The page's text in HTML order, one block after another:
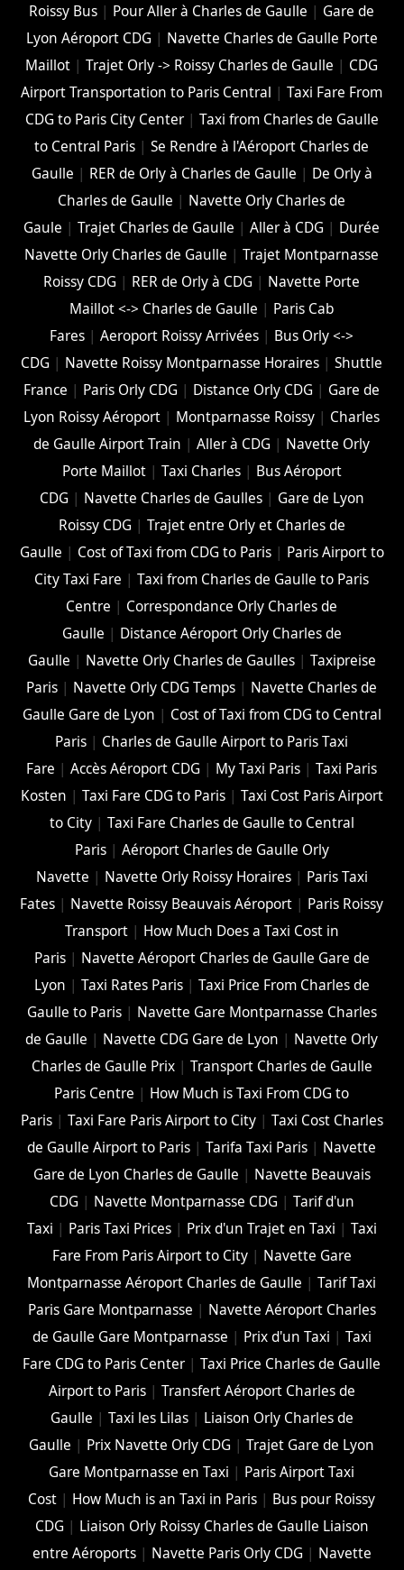
Roissy Bus | Pour Aller à Charles de Gaulle | Gare de
Lyon Aéroport CDG | Navette Charles de Gaulle Porte
Maillot |Trajet Orly -> Roissy Charles de Gaulle | CDG
Airport Transportation to Paris Central |Taxi Fare From
CDG to Paris City Center| Taxi from Charles de Gaulle
to Central Paris |Se Rendre à l'Aéroport Charles de
Gaulle | RER de Orly à Charles de Gaulle | De Orly à
Charles de Gaulle | Navette Orly Charles de
Gaule |Trajet Charles de Gaulle |Aller à CDG | Durée
Navette Orly Charles de Gaulle |Trajet Montparnasse
Roissy CDG | RER de Orly à CDG | Navette Porte
Maillot <-> Charles de Gaulle | Paris Cab
Fares |Aeroport Roissy Arrivées | Bus Orly <->
CDG | Navette Roissy Montparnasse Horaires |Shuttle
France | Paris Orly CDG | Distance Orly CDG | Gare de
Lyon Roissy Aéroport | Montparnasse Roissy | Charles
de Gaulle Airport Train |Aller à CDG | Navette Orly
Porte Maillot| Taxi Charles| Bus Aéroport
CDG | Navette Charles de Gaulles| Gare de Lyon
Roissy CDG | Trajet entre Orly et Charles de
Gaulle | Cost of Taxi from CDG to Paris| Paris Airport to
City Taxi Fare |Taxi from Charles de Gaulle to Paris
Centre | Correspondance Orly Charles de
Gaulle | Distance Aéroport Orly Charles de
Gaulle | Navette Orly Charles de Gaulles| Taxipreise
Paris | Navette Orly CDG Temps | Navette Charles de
Gaulle Gare de Lyon | Cost of Taxi from CDG to Central
Paris | Charles de Gaulle Airport to Paris Taxi
Fare |Accès Aéroport CDG | My Taxi Paris |Taxi Paris
Kosten | Taxi Fare CDG to Paris| Taxi Cost Paris Airport
to City| Taxi Fare Charles de Gaulle to Central
Paris| Aéroport Charles de Gaulle Orly
Navette | Navette Orly Roissy Horaires| Paris Taxi
Fates | Navette Roissy Beauvais Aéroport | Paris Roissy
Transport| How Much Does a Taxi Cost in
Paris| Navette Aéroport Charles de Gaulle Gare de
Lyon | Taxi Rates Paris| Taxi Price From Charles de
Gaulle to Paris| Navette Gare Montparnasse Charles
de Gaulle | Navette CDG Gare de Lyon | Navette Orly
Charles de Gaulle Prix| Transport Charles de Gaulle
Paris Centre | How Much is Taxi From CDG to
Paris| Taxi Fare Paris Airport to City| Taxi Cost Charles
de Gaulle Airport to Paris |Tarifa Taxi Paris | Navette
Gare de Lyon Charles de Gaulle | Navette Beauvais
CDG | Navette Montparnasse CDG | Tarif d'un
Taxi | Paris Taxi Prices| Prix d'un Trajet en Taxi | Taxi
Fare From Paris Airport to City| Navette Gare
Montparnasse Aéroport Charles de Gaulle |Tarif Taxi
Paris Gare Montparnasse | Navette Aéroport Charles
de Gaulle Gare Montparnasse | Prix d'un Taxi | Taxi
Fare CDG to Paris Center |Taxi Price Charles de Gaulle
Airport to Paris| Transfert Aéroport Charles de
Gaulle | Taxi les Lilas| Liaison Orly Charles de
Gaulle | Prix Navette Orly CDG |Trajet Gare de Lyon
Gare Montparnasse en Taxi | Paris Airport Taxi
Cost | How Much is an Taxi in Paris | Bus pour Roissy
CDG | Liaison Orly Roissy Charles de Gaulle Liaison
entre Aéroports| Navette Paris Orly CDG | Navette